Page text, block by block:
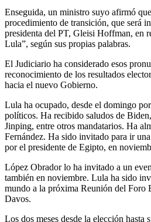
Enseguida, un ministro suyo afirmó
procedimiento de transición, que será
presidenta del PT, Gleisi Hoffman, en
Lula”, según sus propias palabras.
El Judiciario ha considerado esos
reconocimiento de los resultados
hacia el nuevo Gobierno.
Lula ha ocupado, desde el domingo
políticos. Ha recibido saludos de
Jinping, entre otros mandatarios. Ha
Fernández. Ha sido invitado para ir
por el presidente de Egipto, en
López Obrador lo ha invitado a un
también en noviembre. Lula ha sido
mundo a la próxima Reunión del Foro
Davos.
Los dos meses desde la elección hasta